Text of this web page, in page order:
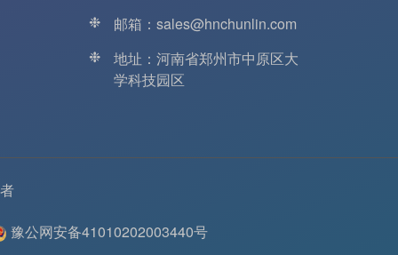
❉
邮箱：sales@hnchunlin.com
❉
地址：河南省郑州市中原区大
学科技园区
豫公网安备41010202003440号